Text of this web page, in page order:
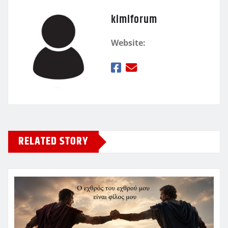
kimiforum
Website:
RELATED STORY